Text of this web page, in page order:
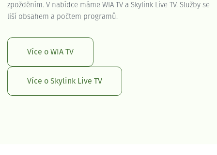
zpožděním. V nabídce máme WIA TV a Skylink Live TV. Služby se
liší obsahem a počtem programů.
Více o WIA TV
Více o Skylink Live TV